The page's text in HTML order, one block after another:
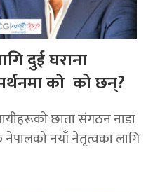
दुई घराना
को को छन्?
छाता संगठन नाडा
नयाँ नेतृत्वका लागि